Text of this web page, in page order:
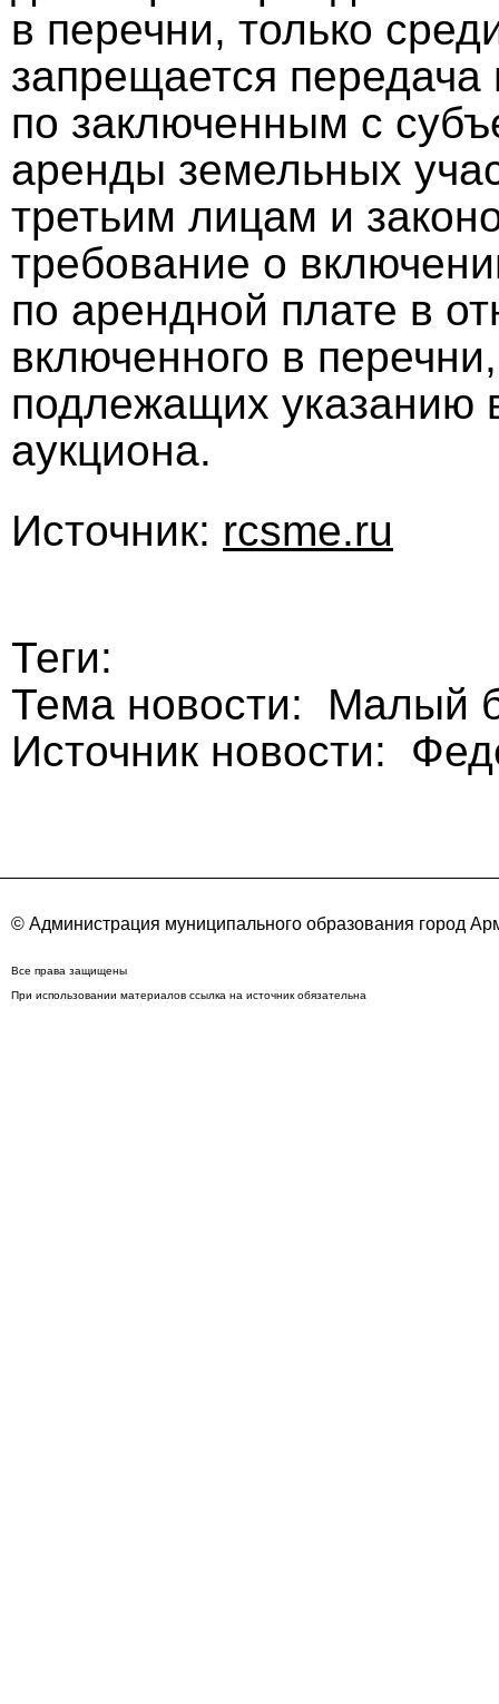
в перечни, только
запрещается передача
по заключенным с
аренды земельных
третьим лицам и
требование о
по арендной плате в
включенного в
подлежащих указанию
аукциона.
Источник: rcsme.ru
Теги:
Тема новости: Малый
Источник новости:
© Администрация муниципального образования город
Все права защищены
При использовании материалов ссылка на источник обязательна